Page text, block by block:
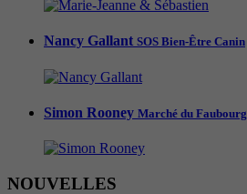
Nancy Gallant SOS Bien-Être Canin
Simon Rooney Marché du Faubourg
NOUVELLES